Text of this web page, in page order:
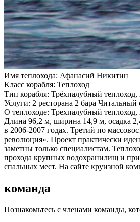
Имя теплохода: Афанасий Никитин
Класс корабля: Теплоход
Тип корабля: Трёхпалубный теплоход,
Услуги: 2 ресторана 2 бара
О теплоходе: Трехпалубный
Длина 96,2 м, ширина 14,9 м, осадка
в 2006-2007 годах. Третий по
революция». Проект практически
заметны только специалистам.
прохода крупных водохранилищ и
спальных мест. На сайте круизной
команда
Познакомьтесь с членами команды,